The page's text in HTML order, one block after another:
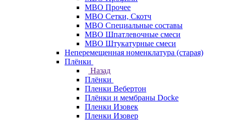
МВО Прочее
МВО Сетки, Скотч
МВО Специальные составы
МВО Шпатлевочные смеси
МВО Штукатурные смеси
Неперемещенная номенклатура (старая)
Плёнки
Назад
Плёнки
Пленки Вебертон
Плёнки и мембраны Docke
Пленки Изовек
Пленки Изовер